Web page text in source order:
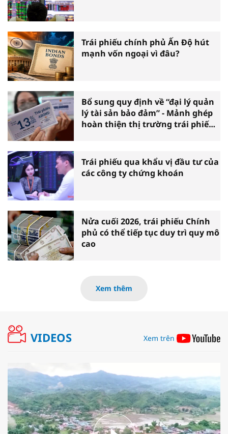
Trái phiếu chính phủ Ấn Độ hút
mạnh vốn ngoại vì đâu?
Bổ sung quy định về “đại lý quản
lý tài sản bảo đảm” - Mảnh ghép
hoàn thiện thị trường trái phiếu
Trái phiếu qua khẩu vị đầu tư của
các công ty chứng khoán
Nửa cuối 2026, trái phiếu Chính
phủ có thể tiếp tục duy trì quy mô
cao
Xem thêm
VIDEOS Xem trên